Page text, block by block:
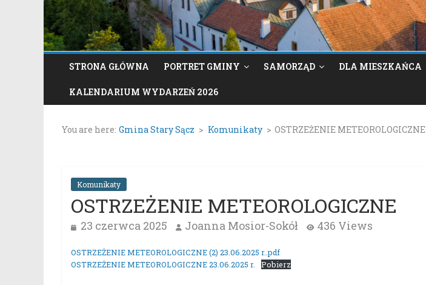
STRONA GŁÓWNA PORTRET GMINY SAMORZĄD DLA MIESZKAŃCA
KALENDARIUM WYDARZEŃ 2026
You are here: Gmina Stary Sącz > Komunikaty > OSTRZEŻENIE METEOROLOGICZNE
Komunikaty
OSTRZEŻENIE METEOROLOGICZNE
23 czerwca 2025 Joanna Mosior-Sokół 436 Views
OSTRZEŻENIE METEOROLOGICZNE (2) 23.06.2025 r..pdf
OSTRZEŻENIE METEOROLOGICZNE 23.06.2025 r.
Pobierz